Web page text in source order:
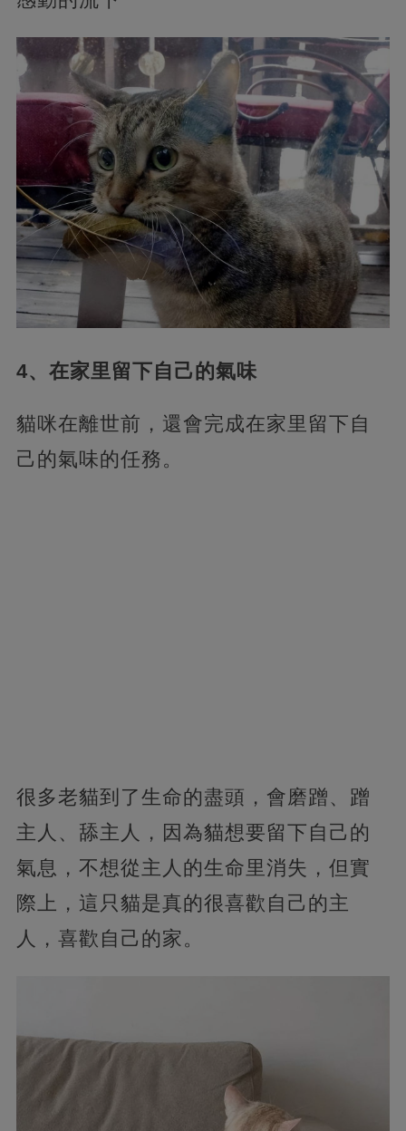
4、在家里留下自己的氣味
貓咪在離世前，還會完成在家里留下自
己的氣味的任務。
很多老貓到了生命的盡頭，會磨蹭、蹭
主人、舔主人，因為貓想要留下自己的
氣息，不想從主人的生命里消失，但實
際上，這只貓是真的很喜歡自己的主
人，喜歡自己的家。